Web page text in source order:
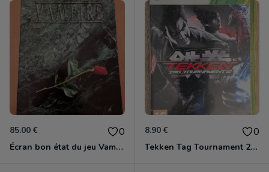
85.00 € 0
Écran bon état du jeu Vampire et livre de règles « la mascarade » état d’usage
8.90 € 0
Tekken Tag Tournament 2 Xbox 360